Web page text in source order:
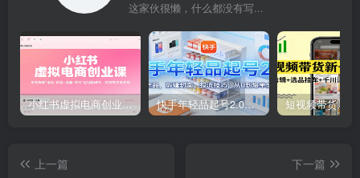
这家伙很懒，什么都没有写...
小红书虚拟电商创业课，系统拆解选品-内容-流量-变现，实现零成本变现 快手年轻品起号2.0：养号选品，剪辑封面，投流技巧，从0到爆单全流程
上一篇
下一篇